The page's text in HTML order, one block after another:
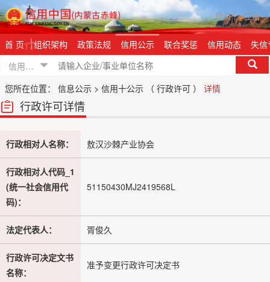
登录| 注册
首 页 组织架构 政策法规 信用公示 联合奖惩 信用动态
失信
信用信息
您所在位置： 信息公示 > 信用十公示 （ 行政许可 ） 详情
行政许可详情
行政相对人名称： 敖汉沙棘产业协会
行政相对人代码_1
(统一社会信用代
码)：
51150430MJ2419568L
法定代表人： 胥俊久
行政许可决定文书
名称：
准予变更行政许可决定书